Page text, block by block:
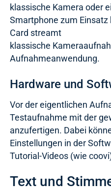
klassische Kamera oder
Smartphone zum
Card streamt
klassische
Aufnahmeanwendung.
Hardware und
Vor der eigentlichen
Testaufnahme mit der
anzufertigen. Dabei
Einstellungen in der
Tutorial-Videos (wie
Text und